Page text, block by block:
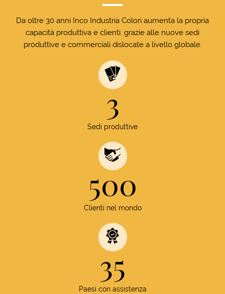
Da oltre 30 anni Inco Industria Colori aumenta la propria
capacità produttiva e clienti, grazie alle nuove sedi
produttive e commerciali dislocate a livello globale.
3
Sedi produttive
500
Clienti nel mondo
35
Paesi con assistenza